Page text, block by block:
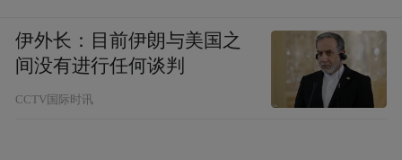
伊外长：目前伊朗与美国之
间没有进行任何谈判
CCTV国际时讯